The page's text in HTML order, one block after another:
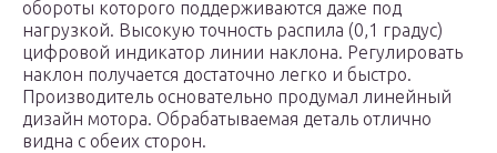
обороты которого поддерживаются даже под
нагрузкой. Высокую точность распила (0,1 градус)
цифровой индикатор линии наклона. Регулировать
наклон получается достаточно легко и быстро.
Производитель основательно продумал линейный
дизайн мотора. Обрабатываемая деталь отлично
видна с обеих сторон.